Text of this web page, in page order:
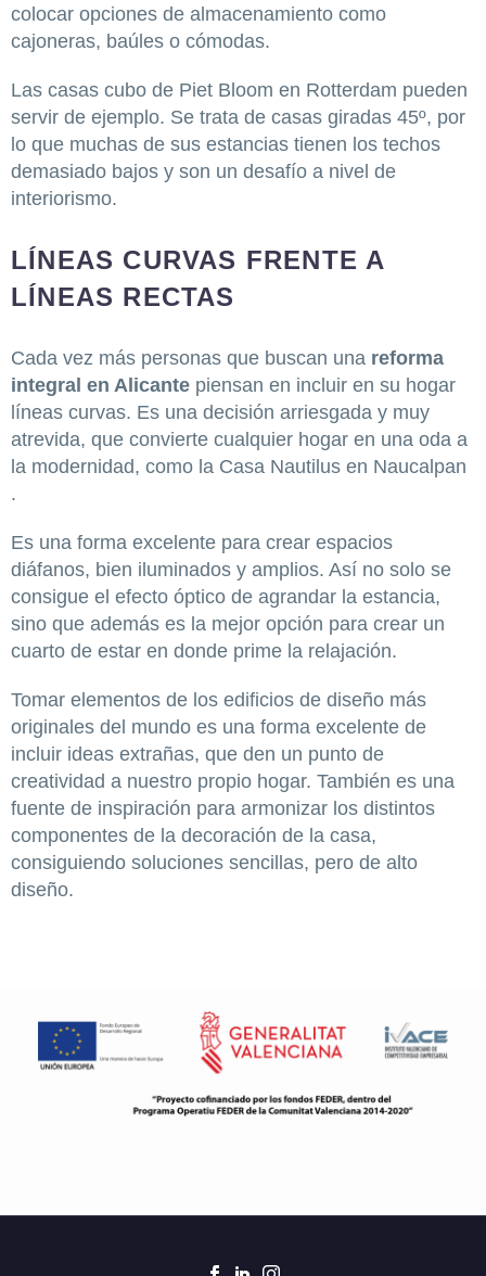
colocar opciones de almacenamiento como
cajoneras, baúles o cómodas.
Las casas cubo de Piet Bloom en Rotterdam pueden
servir de ejemplo. Se trata de casas giradas 45º, por
lo que muchas de sus estancias tienen los techos
demasiado bajos y son un desafío a nivel de
interiorismo.
LÍNEAS CURVAS FRENTE A
LÍNEAS RECTAS
Cada vez más personas que buscan una reforma
integral en Alicante piensan en incluir en su hogar
líneas curvas. Es una decisión arriesgada y muy
atrevida, que convierte cualquier hogar en una oda a
la modernidad, como la Casa Nautilus en Naucalpan
.
Es una forma excelente para crear espacios
diáfanos, bien iluminados y amplios. Así no solo se
consigue el efecto óptico de agrandar la estancia,
sino que además es la mejor opción para crear un
cuarto de estar en donde prime la relajación.
Tomar elementos de los edificios de diseño más
originales del mundo es una forma excelente de
incluir ideas extrañas, que den un punto de
creatividad a nuestro propio hogar. También es una
fuente de inspiración para armonizar los distintos
componentes de la decoración de la casa,
consiguiendo soluciones sencillas, pero de alto
diseño.